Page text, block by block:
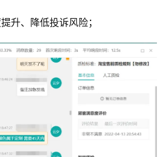
升、降低投诉风险；